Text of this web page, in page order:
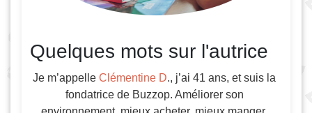
Quelques mots sur l'autrice
Je m’appelle Clémentine D., j’ai 41 ans, et suis la
fondatrice de Buzzop. Améliorer son